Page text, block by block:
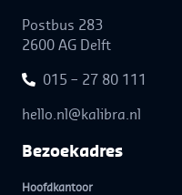
Postbus 283
2600 AG Delft
015 – 27 80 111
hello.nl@kalibra.nl
Bezoek­adres
Hoofdkantoor